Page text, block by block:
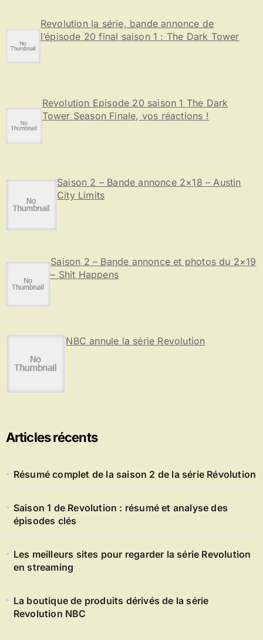
r
Revolution la série, bande annonce de
l’épisode 20 final saison 1 : The Dark Tower
Revolution Episode 20 saison 1 The Dark
Tower Season Finale, vos réactions !
Saison 2 – Bande annonce 2×18 – Austin
City Limits
Saison 2 – Bande annonce et photos du 2×19
– Shit Happens
NBC annule la série Revolution
Articles récents
Résumé complet de la saison 2 de la série Révolution
Saison 1 de Revolution : résumé et analyse des
épisodes clés
Les meilleurs sites pour regarder la série Revolution
en streaming
La boutique de produits dérivés de la série
Revolution NBC